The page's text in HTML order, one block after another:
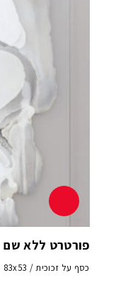
פורטרט ללא שם
כסף על זכוכית / 83x53 ס"מ, 2019